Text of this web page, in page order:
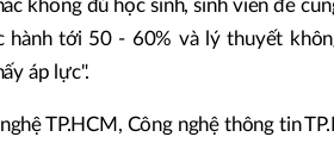
không đủ học sinh, sinh viên để
tới 50 - 60% và lý thuyết
áp lực".
TP.HCM, Công nghệ thông tin